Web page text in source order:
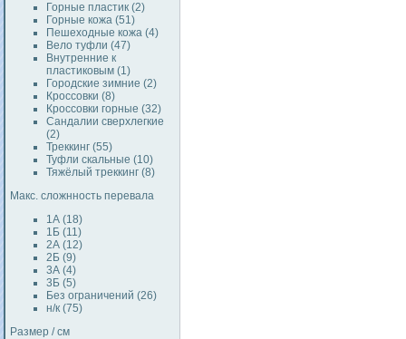
Горные пластик (2)
Горные кожа (51)
Пешеходные кожа (4)
Вело туфли (47)
Внутренние к
пластиковым (1)
Городские зимние (2)
Кроссовки (8)
Кроссовки горные (32)
Сандалии сверхлегкие
(2)
Треккинг (55)
Туфли скальные (10)
Тяжёлый треккинг (8)
Макс. сложнность перевала
1А (18)
1Б (11)
2А (12)
2Б (9)
3А (4)
3Б (5)
Без ограничений (26)
н/к (75)
Размер / см